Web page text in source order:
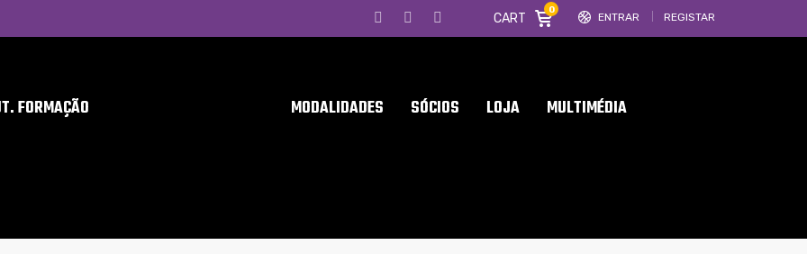
ENTRAR REGISTAR
CART
0
FORMAÇÃO MODALIDADES SÓCIOS LOJA MULTIMÉDIA